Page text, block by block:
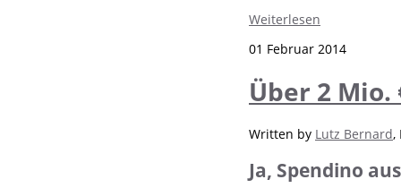
Weiterlesen
01 Februar 2014
Über 2
Written by Lutz Bernard,
Ja, Spendino